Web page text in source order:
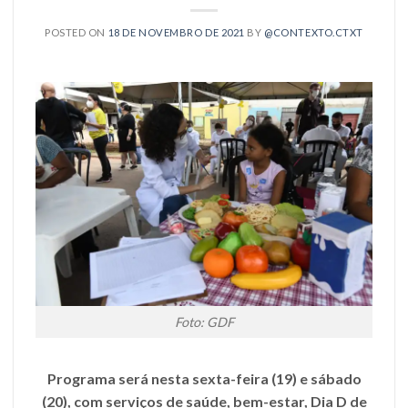
POSTED ON 18 DE NOVEMBRO DE 2021 BY @CONTEXTO.CTXT
Foto: GDF
Programa será nesta sexta-feira (19) e sábado
(20), com serviços de saúde, bem-estar, Dia D de